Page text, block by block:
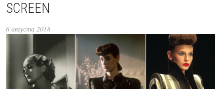
SCREEN
6 августа 2018